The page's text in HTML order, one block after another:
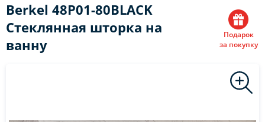
Berkel 48P01-80BLACK
Стеклянная шторка на
ванну
Подарок
за покупку